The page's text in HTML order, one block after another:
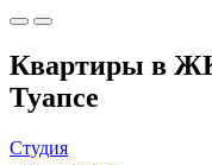
Квартиры в
Туапсе
Студия